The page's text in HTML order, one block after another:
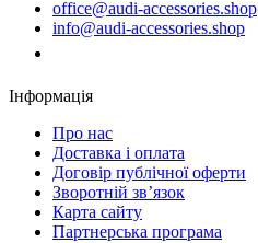
office@audi-accessories.shop
info@audi-accessories.shop
Інформація
Про нас
Доставка і оплата
Договір публічної оферти
Зворотній зв’язок
Карта сайту
Партнерська програма